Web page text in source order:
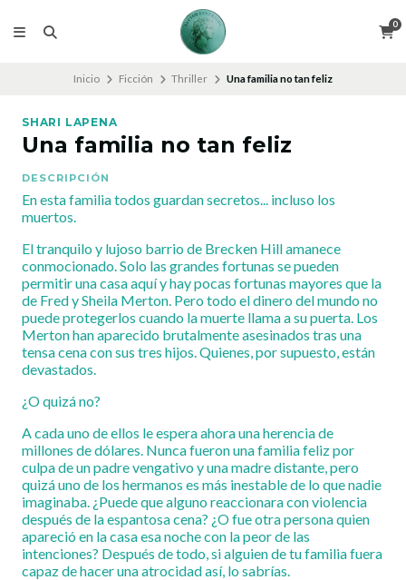
0
Inicio Ficción Thriller Una familia no tan feliz
SHARI LAPENA
Una familia no tan feliz
DESCRIPCIÓN
En esta familia todos guardan secretos... incluso los
muertos.
El tranquilo y lujoso barrio de Brecken Hill amanece
conmocionado. Solo las grandes fortunas se pueden
permitir una casa aquí y hay pocas fortunas mayores que la
de Fred y Sheila Merton. Pero todo el dinero del mundo no
puede protegerlos cuando la muerte llama a su puerta. Los
Merton han aparecido brutalmente asesinados tras una
tensa cena con sus tres hijos. Quienes, por supuesto, están
devastados.
¿O quizá no?
A cada uno de ellos le espera ahora una herencia de
millones de dólares. Nunca fueron una familia feliz por
culpa de un padre vengativo y una madre distante, pero
quizá uno de los hermanos es más inestable de lo que nadie
imaginaba. ¿Puede que alguno reaccionara con violencia
después de la espantosa cena? ¿O fue otra persona quien
apareció en la casa esa noche con la peor de las
intenciones? Después de todo, si alguien de tu familia fuera
capaz de hacer una atrocidad así, lo sabrías.